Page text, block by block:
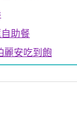
助餐
麗安吃到飽